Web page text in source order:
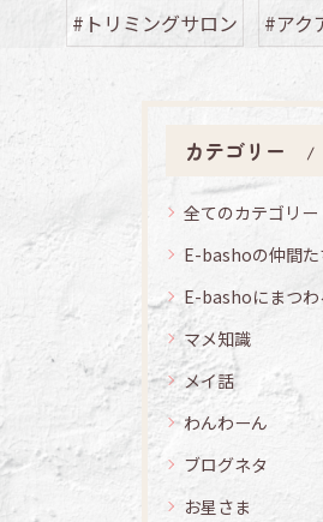
#トリミングサロン
#アク
カテゴリー
全てのカテゴリー
E-bashoの仲間た
E-bashoにまつわ
マメ知識
メイ話
わんわーん
ブログネタ
お星さま